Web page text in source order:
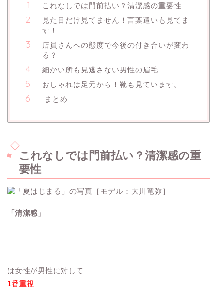
これなしでは門前払い？清潔感の重要性
見た目だけ見てません！言葉遣いも見てま
す！
店員さんへの態度で今後の付き合いが変わ
る？
細かい所も見逃さない男性の眉毛
おしゃれは足元から！靴も見ています。
まとめ
これなしでは門前払い？清潔感の重
要性
「清潔感」
は女性が男性に対して
1番重視